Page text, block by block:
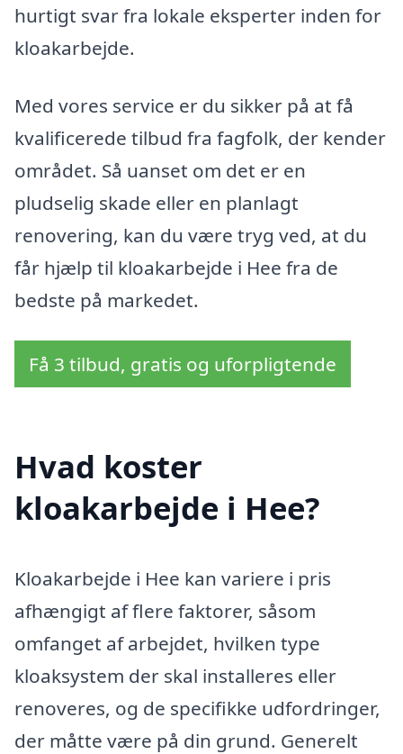
hurtigt svar fra lokale eksperter inden for
kloakarbejde.
Med vores service er du sikker på at få
kvalificerede tilbud fra fagfolk, der kender
området. Så uanset om det er en
pludselig skade eller en planlagt
renovering, kan du være tryg ved, at du
får hjælp til kloakarbejde i Hee fra de
bedste på markedet.
Få 3 tilbud, gratis og uforpligtende
Hvad koster
kloakarbejde i Hee?
Kloakarbejde i Hee kan variere i pris
afhængigt af flere faktorer, såsom
omfanget af arbejdet, hvilken type
kloaksystem der skal installeres eller
renoveres, og de specifikke udfordringer,
der måtte være på din grund. Generelt